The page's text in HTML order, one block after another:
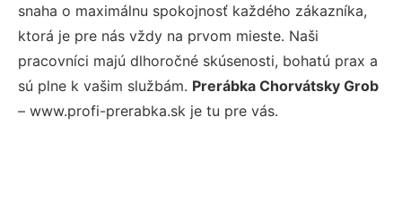
snaha o maximálnu spokojnosť každého zákazníka,
ktorá je pre nás vždy na prvom mieste. Naši
pracovníci majú dlhoročné skúsenosti, bohatú prax a
sú plne k vašim službám. Prerábka Chorvátsky Grob
– www.profi-prerabka.sk je tu pre vás.